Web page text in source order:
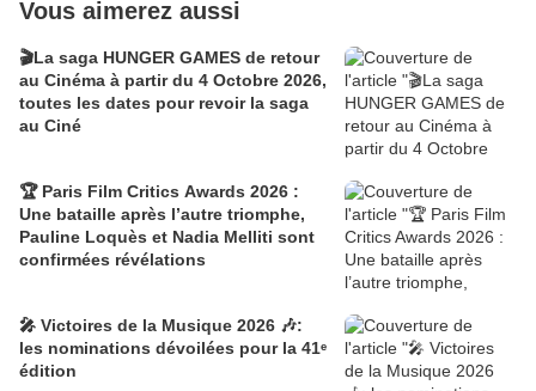
Vous aimerez aussi
🎬La saga HUNGER GAMES de retour
au Cinéma à partir du 4 Octobre 2026,
toutes les dates pour revoir la saga
au Ciné
🏆 Paris Film Critics Awards 2026 :
Une bataille après l’autre triomphe,
Pauline Loquès et Nadia Melliti sont
confirmées révélations
🎤 Victoires de la Musique 2026 🎶:
les nominations dévoilées pour la 41ᵉ
édition